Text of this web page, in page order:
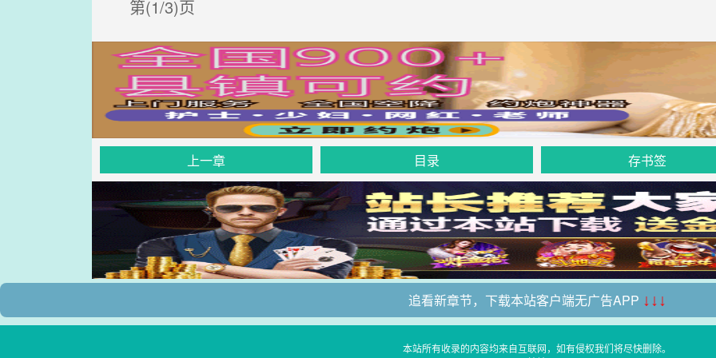
第(1/3)页
上一章 目录 存书签
追看新章节，下载本站客户端无广告APP ↓↓↓
本站所有收录的内容均来自互联网，如有侵权我们将尽快删除。